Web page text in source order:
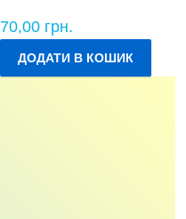
70,00 грн.
ДОДАТИ В КОШИК